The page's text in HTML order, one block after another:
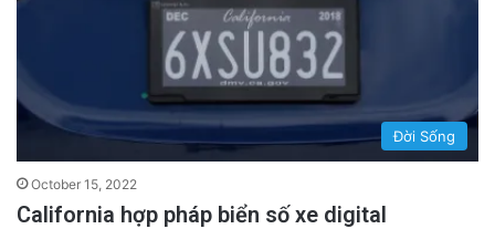
Đời Sống
October 15, 2022
California hợp pháp biển số xe digital